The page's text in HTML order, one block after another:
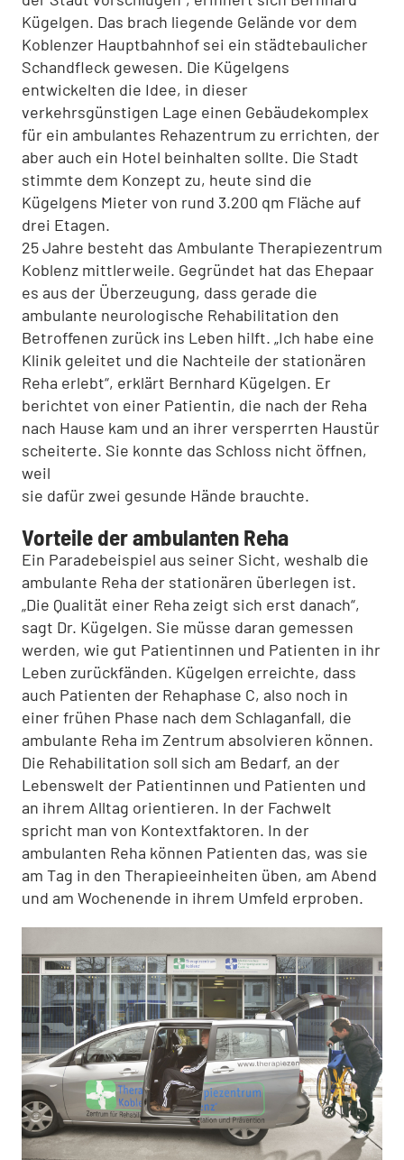
Kügelgen. Das brach liegende Gelände vor dem
Koblenzer Hauptbahnhof sei ein städtebau­licher
Schandfleck gewesen. Die Kügelgens
entwickelten die Idee, in dieser
verkehrsgünstigen Lage einen Gebäudekomplex
für ein ambulantes Rehazentrum zu errichten, der
aber auch ein Hotel beinhalten sollte. Die Stadt
stimmte dem Konzept zu, heute sind die
Kügelgens Mieter von rund 3.200 qm Fläche auf
drei Etagen.
25 Jahre besteht das Ambulante Therapiezentrum
Kob­lenz mittlerweile. Gegründet hat das Ehepaar
es aus der Über­zeugung, dass gerade die
ambulante neurologische Rehabili­tation den
Betroffenen zurück ins Leben hilft. „Ich habe eine
Klinik geleitet und die Nachteile der stationären
Reha erlebt“, erklärt Bernhard Kügelgen. Er
berichtet von einer Patientin, die nach der Reha
nach Hause kam und an ihrer versperrten Haustür
scheiterte. Sie konnte das Schloss nicht öffnen,
weil
sie dafür zwei gesunde Hände brauchte.
Vorteile der ambulanten Reha
Ein Paradebeispiel aus seiner Sicht, weshalb die
ambulante Reha der stationären überlegen ist.
„Die Qualität einer Reha zeigt sich erst danach“,
sagt Dr. Kügelgen. Sie müsse daran gemessen
werden, wie gut Patientinnen und Patienten in ihr
Leben zurückfänden. Kügelgen erreichte, dass
auch Patien­ten der Rehaphase C, also noch in
einer frühen Phase nach dem Schlaganfall, die
ambulante Reha im Zentrum absolvie­ren können.
Die Rehabilitation soll sich am Bedarf, an der
Lebenswelt der Patientinnen und Patienten und
an ihrem Alltag orientie­ren. In der Fachwelt
spricht man von Kontextfaktoren. In der
ambulanten Reha können Patienten das, was sie
am Tag in den Therapieeinheiten üben, am Abend
und am Wochenen­de in ihrem Umfeld erproben.